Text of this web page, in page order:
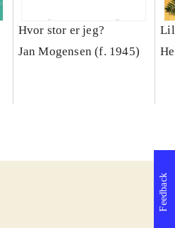
Hvor stor er jeg?
Jan Mogensen (f. 1945)
Feedback